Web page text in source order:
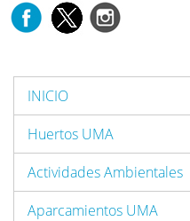
INICIO
Huertos UMA
Actividades Ambientales
Aparcamientos UMA